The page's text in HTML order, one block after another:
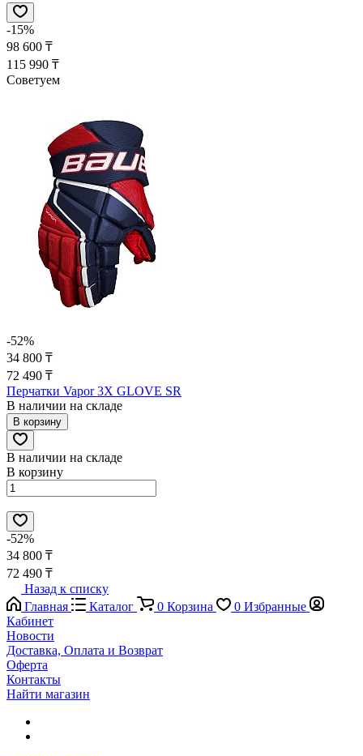
-15%
98 600 ₸
115 990 ₸
Советуем
-52%
34 800 ₸
72 490 ₸
Перчатки Vapor 3X GLOVE SR
В наличии на складе
В корзину
В наличии на складе
В корзину
-52%
34 800 ₸
72 490 ₸
Назад к списку
Главная
Каталог 0 Корзина 0 Избранные
Кабинет
Новости
Доставка, Оплата и Возврат
Оферта
Контакты
Найти магазин